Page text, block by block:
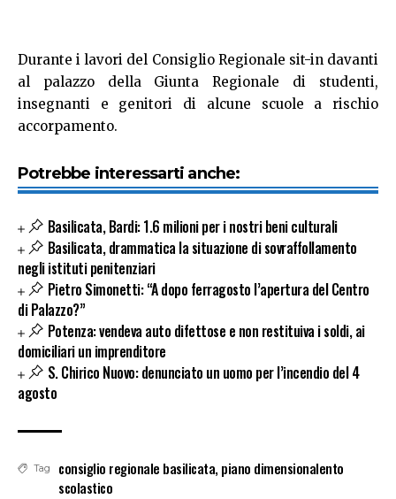
Durante i lavori del Consiglio Regionale sit-in davanti
al palazzo della Giunta Regionale di studenti,
insegnanti e genitori di alcune scuole a rischio
accorpamento.
Potrebbe interessarti anche:
Basilicata, Bardi: 1.6 milioni per i nostri beni culturali
Basilicata, drammatica la situazione di sovraffollamento
negli istituti penitenziari
Pietro Simonetti: “A dopo ferragosto l’apertura del Centro
di Palazzo?”
Potenza: vendeva auto difettose e non restituiva i soldi, ai
domiciliari un imprenditore
S. Chirico Nuovo: denunciato un uomo per l’incendio del 4
agosto
Tag consiglio regionale basilicata, piano dimensionalento
scolastico